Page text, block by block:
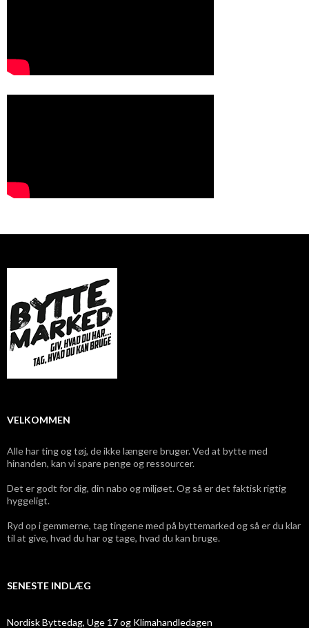
VELKOMMEN
Alle har ting og tøj, de ikke længere bruger. Ved at bytte med
hinanden, kan vi spare penge og ressourcer.
Det er godt for dig, din nabo og miljøet. Og så er det faktisk rigtig
hyggeligt.
Ryd op i gemmerne, tag tingene med på byttemarked og så er du klar
til at give, hvad du har og tage, hvad du kan bruge.
SENESTE INDLÆG
Nordisk Byttedag, Uge 17 og Klimahandledagen